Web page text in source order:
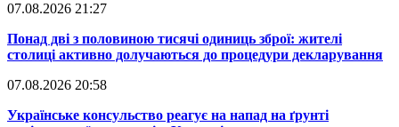
07.08.2026 21:27
​Понад дві з половиною тисячі одиниць зброї: жителі
столиці активно долучаються до процедури декларування
07.08.2026 20:58
​Українське консульство реагує на напад на ґрунті